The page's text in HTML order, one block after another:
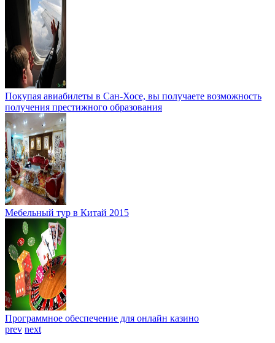
Покупая авиабилеты в Сан-Хосе, вы получаете возможность
получения престижного образования
Мебельный тур в Китай 2015
Программное обеспечение для онлайн казино
prev next